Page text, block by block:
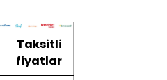
Taksitli
fiyatlar